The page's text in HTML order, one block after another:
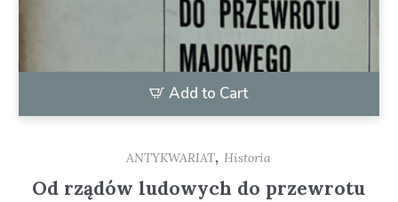
Add to Cart
ANTYKWARIAT,Historia
Od rządów ludowych do przewrotu